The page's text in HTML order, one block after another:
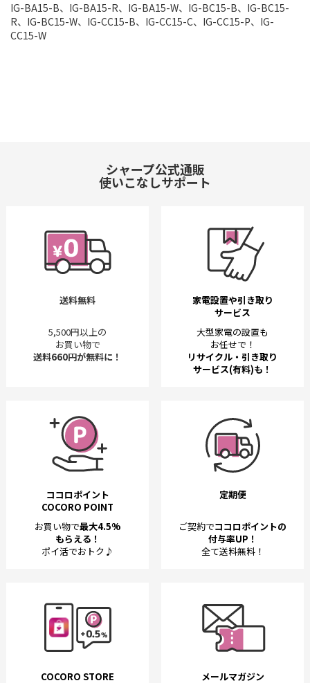
IG-BA15-B、IG-BA15-R、IG-BA15-W、IG-BC15-B、IG-BC15-
R、IG-BC15-W、IG-CC15-B、IG-CC15-C、IG-CC15-P、IG-
CC15-W
シャープ公式通販
使いこなしサポート
送料無料
5,500円以上の
お買い物で
送料660円が無料に！
家電設置や引き取り
サービス
大型家電の設置も
お任せで！
リサイクル・引き取り
サービス(有料)も！
ココロポイント
COCORO POINT
お買い物で最大4.5%
もらえる！
ポイ活でおトク♪
定期便
ご契約でココロポイントの
付与率UP！
全て送料無料！
COCORO STORE
メールマガジン